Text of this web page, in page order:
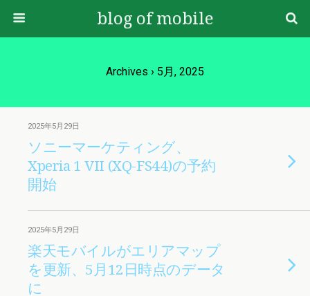
blog of mobile
Archives › 5月, 2025
2025年5月29日
ソニーマーケティング、
Xperia 1 VII (XQ-FS44)の予約
開始
2025年5月29日
楽天モバイルがエリアマップ
を更新、5月12日時点のデータ
に